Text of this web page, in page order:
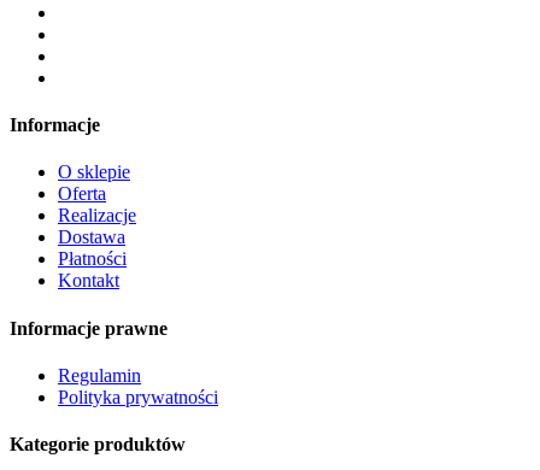
Informacje
O sklepie
Oferta
Realizacje
Dostawa
Płatności
Kontakt
Informacje prawne
Regulamin
Polityka prywatności
Kategorie produktów